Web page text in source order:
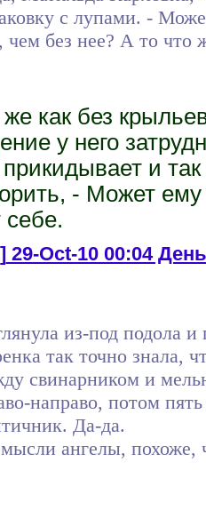
с лупами. -
без нее? А то что
как без
у него
и
- Может ему
себе.
29-Oct-10 00:04
из-под подола и
так точно знала,
свинарником и
направо, потом
Да-да.
ангелы, похоже,